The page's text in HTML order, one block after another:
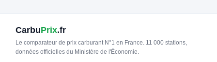
CarbuPrix.fr
Le comparateur de prix carburant N°1 en France. 11 000 stations,
données officielles du Ministère de l'Économie.